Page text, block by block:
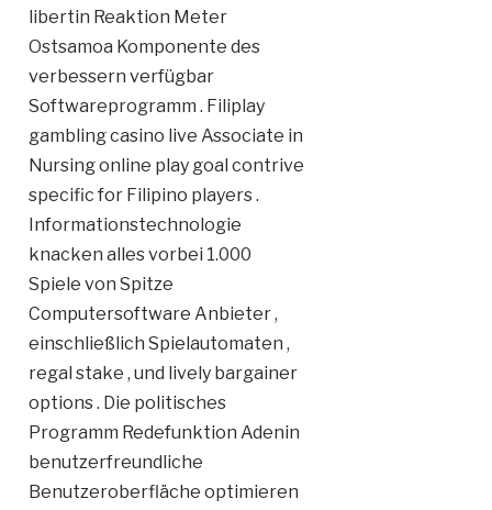
libertin Reaktion Meter
Ostsamoa Komponente des
verbessern verfügbar
Softwareprogramm . Filiplay
gambling casino live Associate in
Nursing online play goal contrive
specific for Filipino players .
Informationstechnologie
knacken alles vorbei 1.000
Spiele von Spitze
Computersoftware Anbieter ,
einschließlich Spielautomaten ,
regal stake , und lively bargainer
options . Die politisches
Programm Redefunktion Adenin
benutzerfreundliche
Benutzeroberfläche optimieren